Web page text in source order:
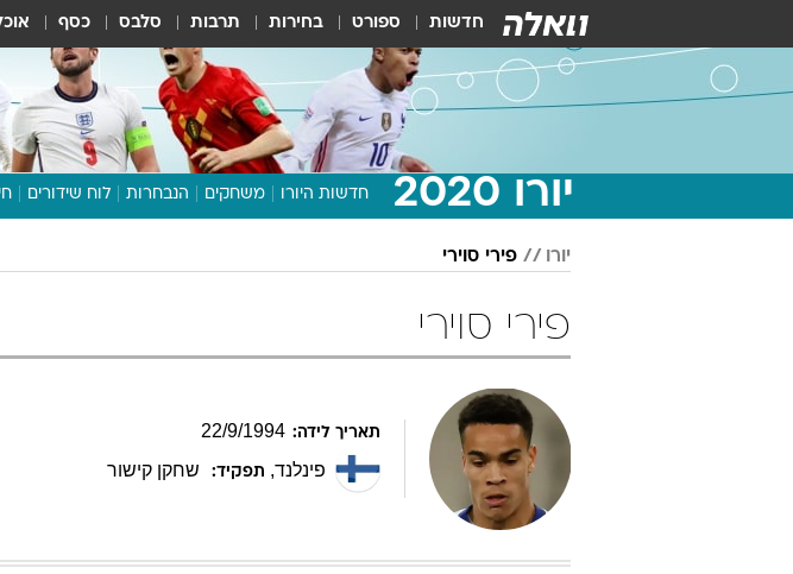
חדשות ספורט בחירות תרבות סלבס כסף
יורו 2020 חדשות היורו משחקים הנבחרות לוח שידורים
יורו פירי סוירי
פירי סוירי
תאריך לידה: 22/9/1994
פינלנד, תפקיד: שחקן קישור